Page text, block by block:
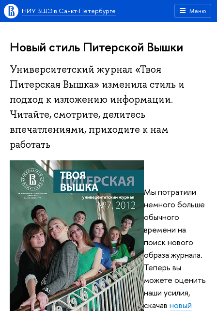
Меню
НИУ ВШЭ в Санкт-Петербурге
Новый стиль Питерской Вышки
Университетский журнал «Твоя
Питерская Вышка» изменила стиль и
подход к изложению информации.
Читайте, смотрите, делитесь
впечатлениями, приходите к нам
работать
Мы потратили
немного больше
обычного
времени на
поиск нового
образа журнала.
Теперь вы
можете оценить
наши усилия,
скачав новый